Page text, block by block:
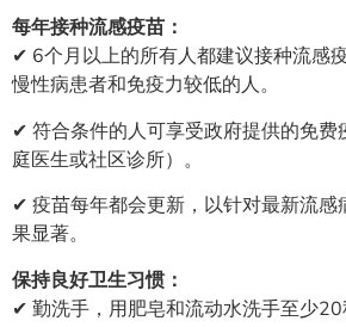
每年接种流感疫苗：
✔ 6个月以上的所有人都建议接种流感
慢性病患者和免疫力较低的人。
✔ 符合条件的人可享受政府提供的免费
庭医生或社区诊所）。
✔ 疫苗每年都会更新，以针对最新流感
果显著。
保持良好卫生习惯：
✔ 勤洗手，用肥皂和流动水洗手至少20